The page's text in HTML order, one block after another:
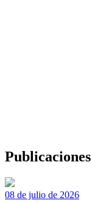
Publicaciones
08 de julio de 2026